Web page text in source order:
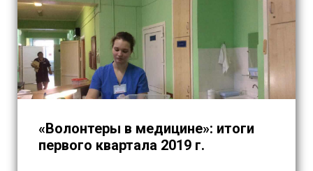
«Волонтеры в медицине»: итоги
первого квартала 2019 г.